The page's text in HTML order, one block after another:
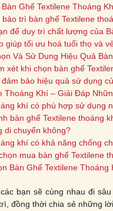
Ghế Textilene Thoáng
trì bàn ghế Textilene
để duy trì chất lượng của
giúp tối ưu hoá tuổi thọ và
Và Sử Dụng Hiệu Quả
xét khi chọn bàn ghế
bảo hiệu quả sử dụng
Thoáng Khí – Giải Đáp
khí có phù hợp sử dụng
bàn ghế Textilene thoáng
di chuyển không?
khí có khả năng chống
mua bàn ghế Textilene
Bàn Ghế Textilene
bạn sẽ cùng nhau đi
đồng thời chia sẻ những